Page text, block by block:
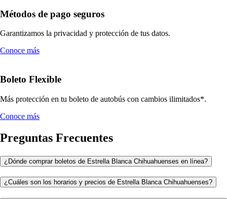
Métodos de pago seguros
Garantizamos la privacidad y protección de tus datos.
Conoce más
Boleto Flexible
Más protección en tu boleto de autobús con cambios ilimitados*.
Conoce más
Preguntas Frecuentes
¿Dónde comprar boletos de Estrella Blanca Chihuahuenses en línea?
¿Cuáles son los horarios y precios de Estrella Blanca Chihuahuenses?